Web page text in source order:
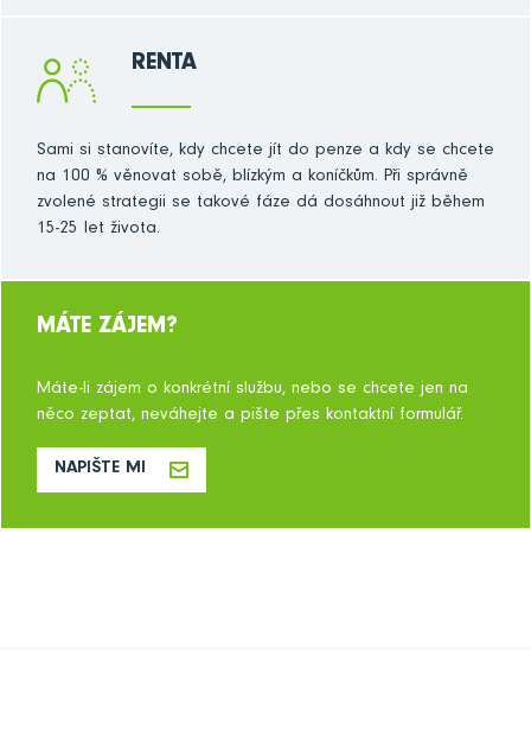
RENTA
Sami si stanovíte, kdy chcete jít do penze a kdy se chcete
na 100 % věnovat sobě, blízkým a koníčkům. Při správně
zvolené strategii se takové fáze dá dosáhnout již během
15-25 let života.
MÁTE ZÁJEM?
Máte-li zájem o konkrétní službu, nebo se chcete jen na
něco zeptat, neváhejte a pište přes kontaktní formulář.
NAPIŠTE MI